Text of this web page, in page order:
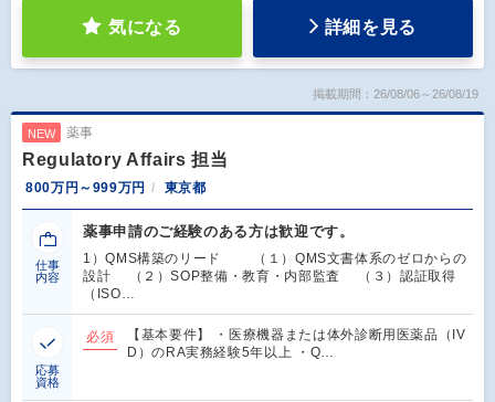
気になる 詳細を見る
掲載期間：26/08/06～26/08/19
NEW 薬事
Regulatory Affairs 担当
800万円～999万円 東京都
仕事
内容
薬事申請のご経験のある方は歓迎です。
1）QMS構築のリード （１）QMS文書体系のゼロからの
設計 （２）SOP整備・教育・内部監査 （３）認証取得
（ISO…
応募
資格
必須
【基本要件】 ・医療機器または体外診断用医薬品（IV
D）のRA実務経験5年以上 ・Q…